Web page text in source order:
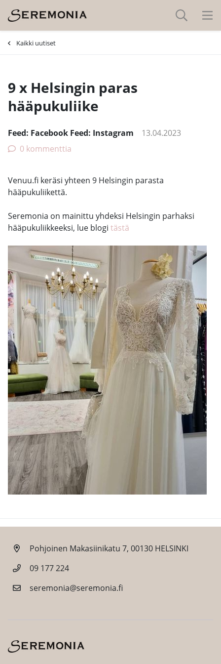
Kaikki uutiset
9 x Helsingin paras
hääpukuliike
Feed: Facebook Feed: Instagram
13.04.2023
0 kommenttia
Venuu.fi keräsi yhteen 9 Helsingin parasta
hääpukuliikettä.
Seremonia on mainittu yhdeksi Helsingin parhaksi
hääpukuliikkeeksi, lue blogi tästä
Pohjoinen Makasiinikatu 7, 00130 HELSINKI
09 177 224
seremonia@seremonia.fi